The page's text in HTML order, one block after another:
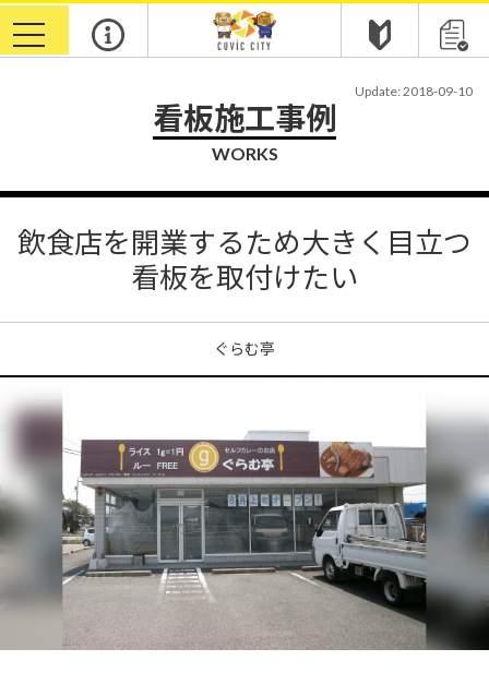
toggle
navigation
Update: 2018-09-10
看板施工事例
WORKS
飲食店を開業するため大きく目立つ
看板を取付けたい
ぐらむ亭